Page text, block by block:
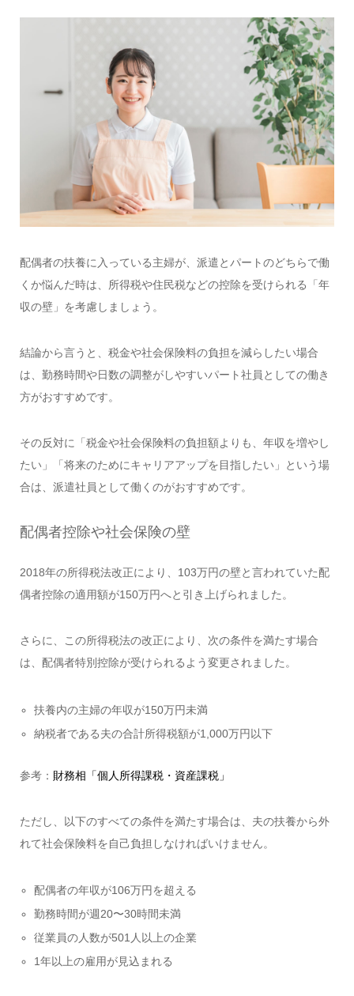
配偶者の扶養に入っている主婦が、派遣とパートのどちらで働
くか悩んだ時は、所得税や住民税などの控除を受けられる「年
収の壁」を考慮しましょう。
結論から言うと、税金や社会保険料の負担を減らしたい場合
は、勤務時間や日数の調整がしやすいパート社員としての働き
方がおすすめです。
その反対に「税金や社会保険料の負担額よりも、年収を増やし
たい」「将来のためにキャリアアップを目指したい」という場
合は、派遣社員として働くのがおすすめです。
配偶者控除や社会保険の壁
2018年の所得税法改正により、103万円の壁と言われていた配
偶者控除の適用額が150万円へと引き上げられました。
さらに、この所得税法の改正により、次の条件を満たす場合
は、配偶者特別控除が受けられるよう変更されました。
扶養内の主婦の年収が150万円未満
納税者である夫の合計所得税額が1,000万円以下
参考： 財務相「個人所得課税・資産課税」
ただし、以下のすべての条件を満たす場合は、夫の扶養から外
れて社会保険料を自己負担しなければいけません。
配偶者の年収が106万円を超える
勤務時間が週20〜30時間未満
従業員の人数が501人以上の企業
1年以上の雇用が見込まれる